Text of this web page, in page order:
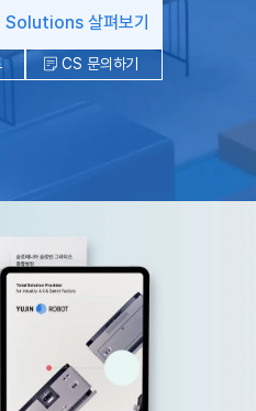
살펴보기
CS 문의하기